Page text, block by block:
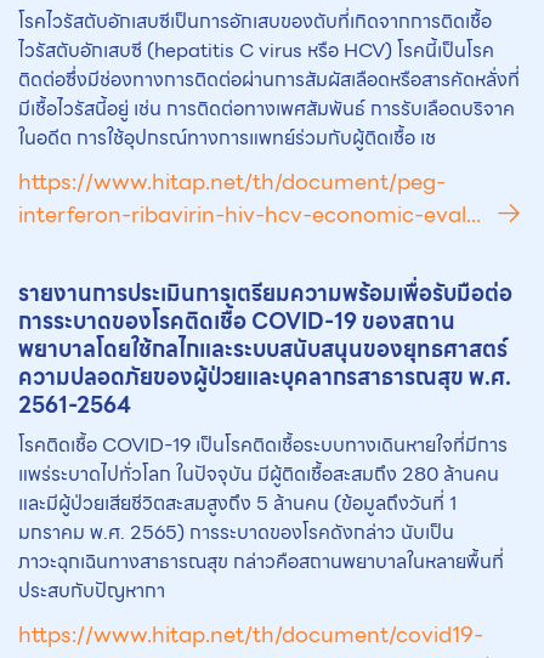
โรคไวรัสตับอักเสบซีเป็นการอักเสบของตับที่เกิดจากการติดเชื้อ
ไวรัสตับอักเสบซี (hepatitis C virus หรือ HCV) โรคนี้เป็นโรค
ติดต่อซึ่งมีช่องทางการติดต่อผ่านการสัมผัสเลือดหรือสารคัดหลั่งที่
มีเชื้อไวรัสนี้อยู่ เช่น การติดต่อทางเพศสัมพันธ์ การรับเลือดบริจาค
ในอดีต การใช้อุปกรณ์ทางการแพทย์ร่วมกับผู้ติดเชื้อ เช
https://www.hitap.net/th/document/peg-
interferon-ribavirin-hiv-hcv-economic-eval...
รายงานการประเมินการเตรียมความพร้อมเพื่อรับมือต่อ
การระบาดของโรคติดเชื้อ COVID-19 ของสถาน
พยาบาลโดยใช้กลไกและระบบสนับสนุนของยุทธศาสตร์
ความปลอดภัยของผู้ป่วยและบุคลากรสาธารณสุข พ.ศ.
2561-2564
โรคติดเชื้อ COVID-19 เป็นโรคติดเชื้อระบบทางเดินหายใจที่มีการ
แพร่ระบาดไปทั่วโลก ในปัจจุบัน มีผู้ติดเชื้อสะสมถึง 280 ล้านคน
และมีผู้ป่วยเสียชีวิตสะสมสูงถึง 5 ล้านคน (ข้อมูลถึงวันที่ 1
มกราคม พ.ศ. 2565) การระบาดของโรคดังกล่าว นับเป็น
ภาวะฉุกเฉินทางสาธารณสุข กล่าวคือสถานพยาบาลในหลายพื้นที่
ประสบกับปัญหากา
https://www.hitap.net/th/document/covid19-